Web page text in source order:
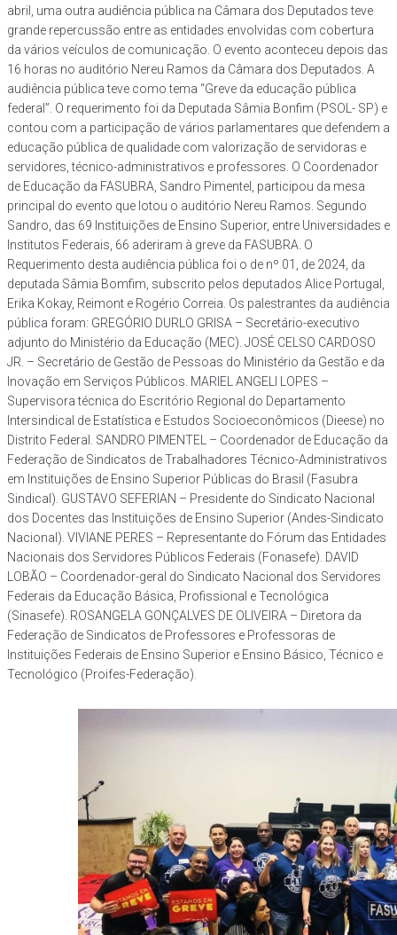
abril, uma outra audiência pública na Câmara dos Deputados teve
grande repercussão entre as entidades envolvidas com cobertura
da vários veículos de comunicação. O evento aconteceu depois das
16 horas no auditório Nereu Ramos da Câmara dos Deputados. A
audiência pública teve como tema “Greve da educação pública
federal”. O requerimento foi da Deputada Sâmia Bonfim (PSOL- SP) e
contou com a participação de vários parlamentares que defendem a
educação pública de qualidade com valorização de servidoras e
servidores, técnico-administrativos e professores. O Coordenador
de Educação da FASUBRA, Sandro Pimentel, participou da mesa
principal do evento que lotou o auditório Nereu Ramos. Segundo
Sandro, das 69 Instituições de Ensino Superior, entre Universidades e
Institutos Federais, 66 aderiram à greve da FASUBRA. O
Requerimento desta audiência pública foi o de nº 01, de 2024, da
deputada Sâmia Bomfim, subscrito pelos deputados Alice Portugal,
Erika Kokay, Reimont e Rogério Correia. Os palestrantes da audiência
pública foram: GREGÓRIO DURLO GRISA – Secretário-executivo
adjunto do Ministério da Educação (MEC). JOSÉ CELSO CARDOSO
JR. – Secretário de Gestão de Pessoas do Ministério da Gestão e da
Inovação em Serviços Públicos. MARIEL ANGELI LOPES –
Supervisora técnica do Escritório Regional do Departamento
Intersindical de Estatística e Estudos Socioeconômicos (Dieese) no
Distrito Federal. SANDRO PIMENTEL – Coordenador de Educação da
Federação de Sindicatos de Trabalhadores Técnico-Administrativos
em Instituições de Ensino Superior Públicas do Brasil (Fasubra
Sindical). GUSTAVO SEFERIAN – Presidente do Sindicato Nacional
dos Docentes das Instituições de Ensino Superior (Andes-Sindicato
Nacional). VIVIANE PERES – Representante do Fórum das Entidades
Nacionais dos Servidores Públicos Federais (Fonasefe). DAVID
LOBÃO – Coordenador-geral do Sindicato Nacional dos Servidores
Federais da Educação Básica, Profissional e Tecnológica
(Sinasefe). ROSANGELA GONÇALVES DE OLIVEIRA – Diretora da
Federação de Sindicatos de Professores e Professoras de
Instituições Federais de Ensino Superior e Ensino Básico, Técnico e
Tecnológico (Proifes-Federação).